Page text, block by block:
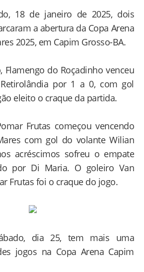
18 de janeiro de 2025, dois
a abertura da Copa Arena
2025, em Capim Grosso-BA.
do Roçadinho venceu
por 1 a 0, com gol
eleito o craque da partida.
Frutas começou vencendo
com gol do volante Wilian
acréscimos sofreu o empate
por Di Maria. O goleiro Van
Frutas foi o craque do jogo.
dia 25, tem mais uma
jogos na Copa Arena Capim